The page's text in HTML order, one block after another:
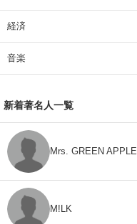
経済
音楽
新着著名人一覧
Mrs. GREEN APPLE
M!LK